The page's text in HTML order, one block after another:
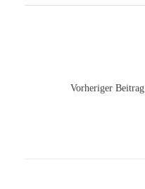
Vorheriger Beitrag